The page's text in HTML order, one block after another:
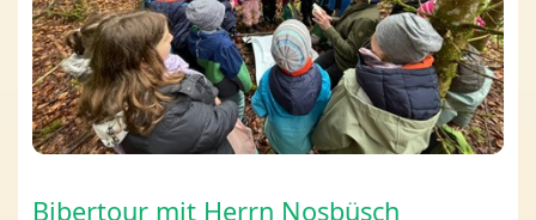
Bibertour mit Herrn Nosbüsch